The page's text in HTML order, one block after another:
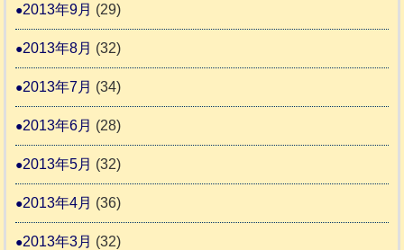
2013年9月 (29)
2013年8月 (32)
2013年7月 (34)
2013年6月 (28)
2013年5月 (32)
2013年4月 (36)
2013年3月 (32)